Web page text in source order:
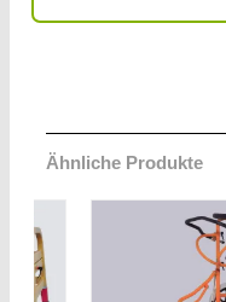
Ähnliche Produkte